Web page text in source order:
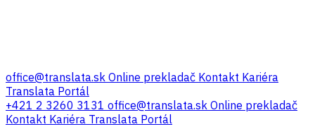
office@translata.sk Online prekladač Kontakt Kariéra
Translata Portál
+421 2 3260 3131 office@translata.sk Online prekladač
Kontakt Kariéra Translata Portál